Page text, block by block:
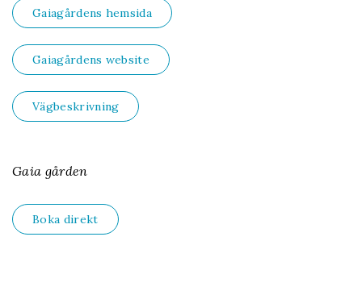
Gaiagårdens hemsida
Gaiagårdens website
Vägbeskrivning
Gaia gården
Boka direkt